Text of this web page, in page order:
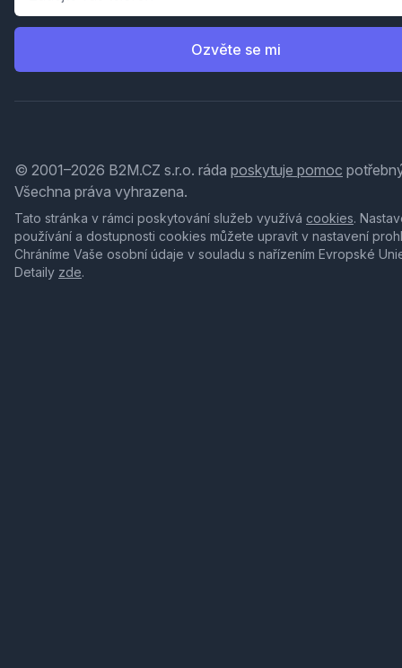
Ozvěte se mi
© 2001–2026 B2M.CZ s.r.o. ráda poskytuje pomoc
Všechna práva vyhrazena.
Tato stránka v rámci poskytování služeb využívá cookies.
používání a dostupnosti cookies můžete upravit v nastavení
Chráníme Vaše osobní údaje v souladu s nařízením Evropské
Detaily zde.